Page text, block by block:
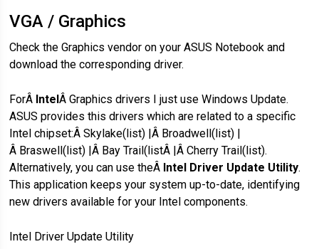
VGA / Graphics
Check the Graphics vendor on your ASUS Notebook and
download the corresponding driver.
ForÂ IntelÂ Graphics drivers I just use Windows Update.
ASUS provides this drivers which are related to a specific
Intel chipset:Â Skylake(list) |Â Broadwell(list) |
Â Braswell(list) |Â Bay Trail(listÂ |Â Cherry Trail(list).
Alternatively, you can use theÂ Intel Driver Update Utility.
This application keeps your system up-to-date, identifying
new drivers available for your Intel components.
Intel Driver Update Utility